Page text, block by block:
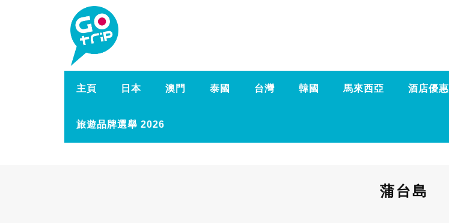
主頁 日本 澳門 泰國 台灣 韓國 馬來西亞 酒店優惠
旅遊品牌選舉 2026
蒲台島